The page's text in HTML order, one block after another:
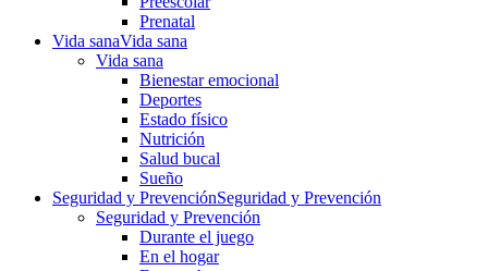
Prenatal
Vida sanaVida sana
Vida sana
Bienestar emocional
Deportes
Estado físico
Nutrición
Salud bucal
Sueño
Seguridad y PrevenciónSeguridad y Prevención
Seguridad y Prevención
Durante el juego
En el hogar